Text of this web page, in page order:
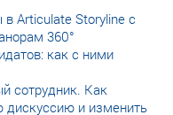
Articulate Storyline с
360°
как с ними
сотрудник. Как
дискуссию и изменить